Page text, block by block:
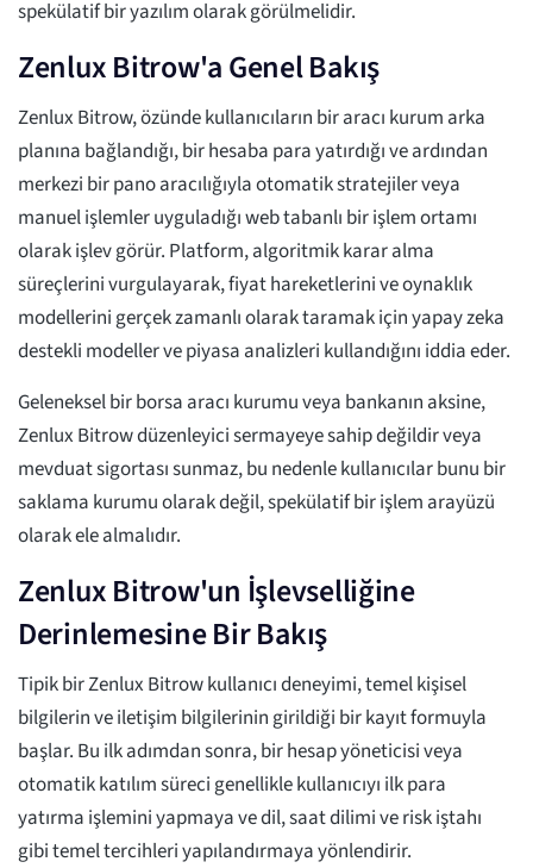
spekülatif bir yazılım olarak görülmelidir.
Zenlux Bitrow'a Genel Bakış
Zenlux Bitrow, özünde kullanıcıların bir aracı kurum arka
planına bağlandığı, bir hesaba para yatırdığı ve ardından
merkezi bir pano aracılığıyla otomatik stratejiler veya
manuel işlemler uyguladığı web tabanlı bir işlem ortamı
olarak işlev görür. Platform, algoritmik karar alma
süreçlerini vurgulayarak, fiyat hareketlerini ve oynaklık
modellerini gerçek zamanlı olarak taramak için yapay zeka
destekli modeller ve piyasa analizleri kullandığını iddia eder.
Geleneksel bir borsa aracı kurumu veya bankanın aksine,
Zenlux Bitrow düzenleyici sermayeye sahip değildir veya
mevduat sigortası sunmaz, bu nedenle kullanıcılar bunu bir
saklama kurumu olarak değil, spekülatif bir işlem arayüzü
olarak ele almalıdır.
Zenlux Bitrow'un İşlevselliğine
Derinlemesine Bir Bakış
Tipik bir Zenlux Bitrow kullanıcı deneyimi, temel kişisel
bilgilerin ve iletişim bilgilerinin girildiği bir kayıt formuyla
başlar. Bu ilk adımdan sonra, bir hesap yöneticisi veya
otomatik katılım süreci genellikle kullanıcıyı ilk para
yatırma işlemini yapmaya ve dil, saat dilimi ve risk iştahı
gibi temel tercihleri yapılandırmaya yönlendirir.